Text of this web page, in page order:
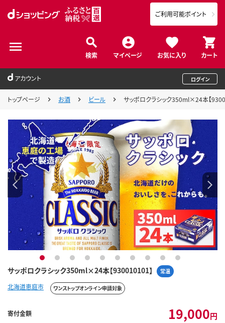
検索 マイページ お気に入り カート
ご利用可能ポイント
アカウント ログイン
トップページ お酒 ビール サッポロクラシック350ml×24本【
サッポロクラシック350ml×24本【930010101】 常温
1 2 3 4 5 6 7 8 9 10
北海道恵庭市 ワンストップオンライン申請対象
寄付金額 19,000円